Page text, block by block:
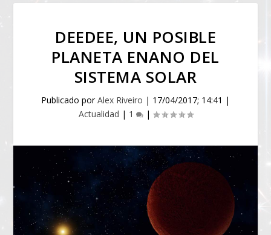
DEEDEE, UN POSIBLE
PLANETA ENANO DEL
SISTEMA SOLAR
Publicado porAlex Riveiro | 17/04/2017; 14:41 |
Actualidad | 1 |